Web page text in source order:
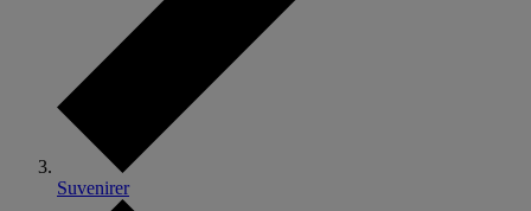
Suvenirer